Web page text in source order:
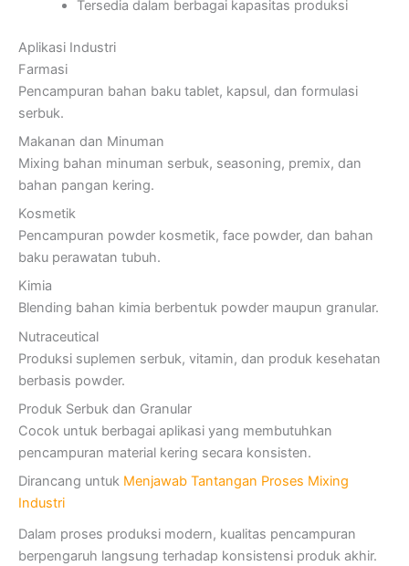
Tersedia dalam berbagai kapasitas produksi
Aplikasi Industri
Farmasi
Pencampuran bahan baku tablet, kapsul, dan formulasi
serbuk.
Makanan dan Minuman
Mixing bahan minuman serbuk, seasoning, premix, dan
bahan pangan kering.
Kosmetik
Pencampuran powder kosmetik, face powder, dan bahan
baku perawatan tubuh.
Kimia
Blending bahan kimia berbentuk powder maupun granular.
Nutraceutical
Produksi suplemen serbuk, vitamin, dan produk kesehatan
berbasis powder.
Produk Serbuk dan Granular
Cocok untuk berbagai aplikasi yang membutuhkan
pencampuran material kering secara konsisten.
Dirancang untuk Menjawab Tantangan Proses Mixing
Industri
Dalam proses produksi modern, kualitas pencampuran
berpengaruh langsung terhadap konsistensi produk akhir.